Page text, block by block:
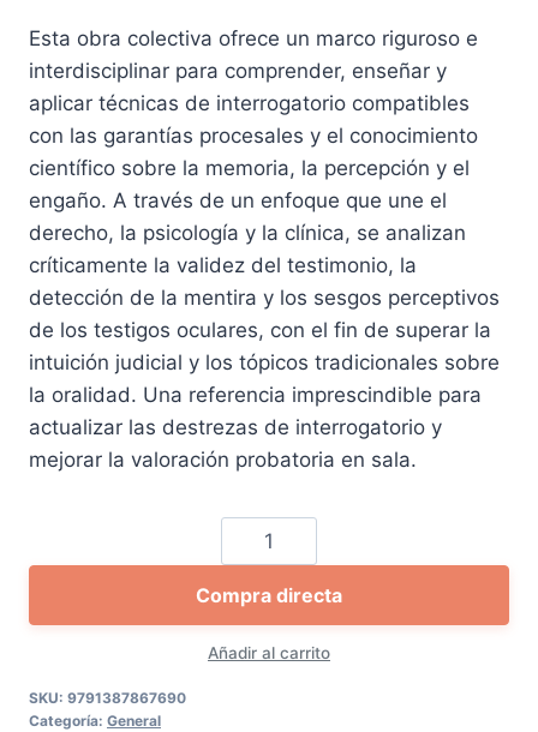
28,32 €.26,90 €.
Esta obra colectiva ofrece un marco riguroso e
interdisciplinar para comprender, enseñar y
aplicar técnicas de interrogatorio compatibles
con las garantías procesales y el conocimiento
científico sobre la memoria, la percepción y el
engaño. A través de un enfoque que une el
derecho, la psicología y la clínica, se analizan
críticamente la validez del testimonio, la
detección de la mentira y los sesgos perceptivos
de los testigos oculares, con el fin de superar la
intuición judicial y los tópicos tradicionales sobre
la oralidad. Una referencia imprescindible para
actualizar las destrezas de interrogatorio y
mejorar la valoración probatoria en sala.
La
prueba
testifical
a
examen
Añadir al carrito
Compra directa
SKU: 9791387867690
Categoría: General